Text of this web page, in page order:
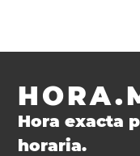
Hora exacta
horaria.